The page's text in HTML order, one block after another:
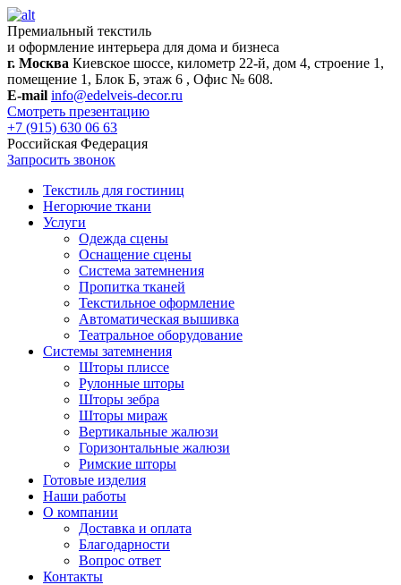
Премиальный текстиль
и оформление интерьера для дома и бизнеса
г. Москва Киевское шоссе, километр 22-й, дом 4, строение 1,
помещение 1, Блок Б, этаж 6 , Офис № 608.
E-mail info@edelveis-decor.ru
Смотреть презентацию
+7 (915) 630 06 63
Российская Федерация
Запросить звонок
Текстиль для гостиниц
Негорючие ткани
Услуги
Одежда сцены
Оснащение сцены
Система затемнения
Пропитка тканей
Текстильное оформление
Автоматическая вышивка
Театральное оборудование
Системы затемнения
Шторы плиссе
Рулонные шторы
Шторы зебра
Шторы мираж
Вертикальные жалюзи
Горизонтальные жалюзи
Римские шторы
Готовые изделия
Наши работы
О компании
Доставка и оплата
Благодарности
Вопрос ответ
Контакты